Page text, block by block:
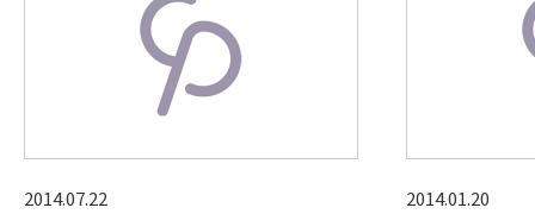
2014.07.22 2014.01.20